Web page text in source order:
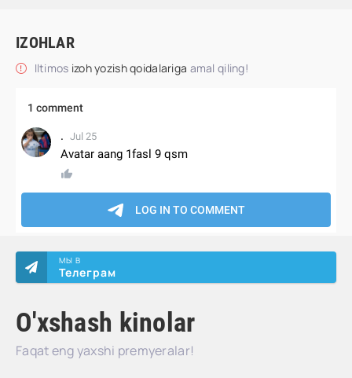
IZOHLAR
Iltimos izoh yozish qoidalariga amal qiling!
O'xshash kinolar
Faqat eng yaxshi premyeralar!
МЫ В
Телеграм